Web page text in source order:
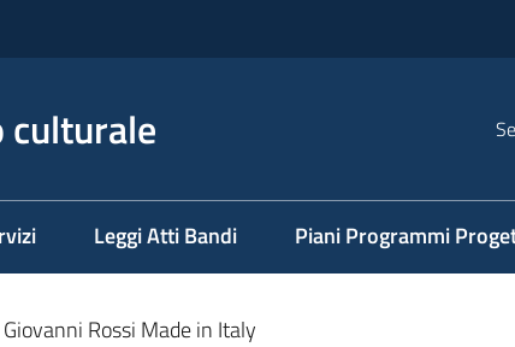
Leggi Atti Bandi Piani Programmi
Giovanni Rossi Made in Italy